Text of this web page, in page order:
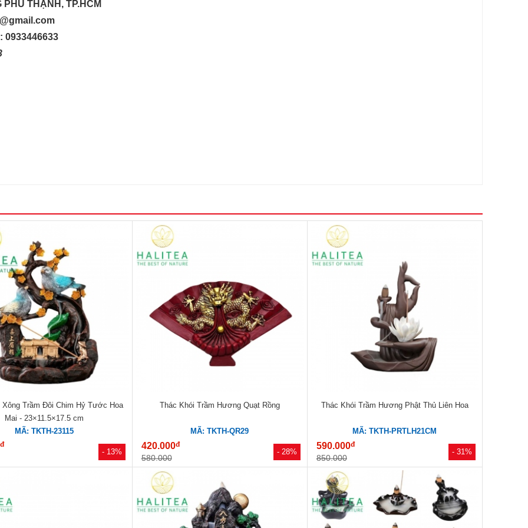
THẠNH, TP.HCM
0933446633
- 13%
Xông Trầm Đôi Chim Hỷ Tước Hoa
Mai - 23×11.5×17.5 cm
MÃ: TKTH-23115
đ
- 28%
Thác Khói Trầm Hương Quạt Rồng
MÃ: TKTH-QR29
420.000đ
580.000
- 31%
Thác Khói Trầm Hương Phật Thủ Liên Hoa
MÃ: TKTH-PRTLH21CM
590.000đ
850.000